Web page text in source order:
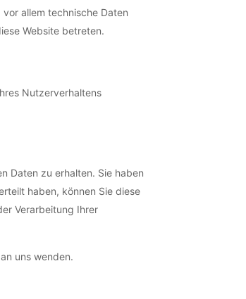
allem technische Daten
Website betreten.
Nutzerverhaltens
Daten zu erhalten. Sie haben
haben, können Sie diese
Verarbeitung Ihrer
uns wenden.